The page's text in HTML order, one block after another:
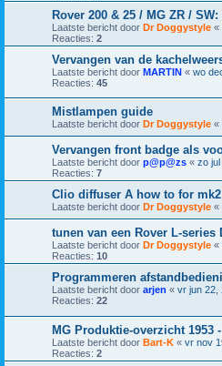
Rover 200 & 25 / MG ZR /
Laatste bericht door Dr Doggystyle «
Reacties: 2
Vervangen van de
Laatste bericht door MARTIN « wo
Reacties: 45
Mistlampen guide
Laatste bericht door Dr Doggystyle «
Vervangen front badge als
Laatste bericht door p@p@zs « zo
Reacties: 7
Clio diffuser A how to for
Laatste bericht door Dr Doggystyle «
tunen van een Rover L-series
Laatste bericht door Dr Doggystyle «
Reacties: 10
Programmeren
Laatste bericht door arjen « vr jun 22,
Reacties: 22
MG Produktie-overzicht 1953
Laatste bericht door Bart-K « vr nov
Reacties: 2